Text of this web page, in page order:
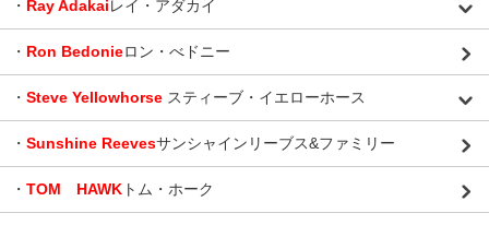
・ Ray Adakaiレイ・アダカイ
・ Ron Bedonieロン・べドニー
・ Steve Yellowhorse スティーブ・イエローホース
・ Sunshine Reevesサンシャインリーブス&ファミリー
・ TOM HAWK トム・ホーク